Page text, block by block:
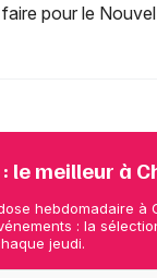
pour le
le meilleur à
hebdomadaire à
: la
jeudi.